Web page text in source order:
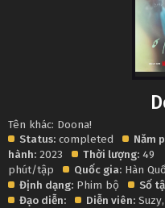
Tên khác: Doona!
Status: completed
Năm
hành: 2023 Thời lượng: 49
phút/tập
Quốc gia: Hàn
Định dạng: Phim bộ Số
Đạo diễn:
Diễn viên: Suzy,